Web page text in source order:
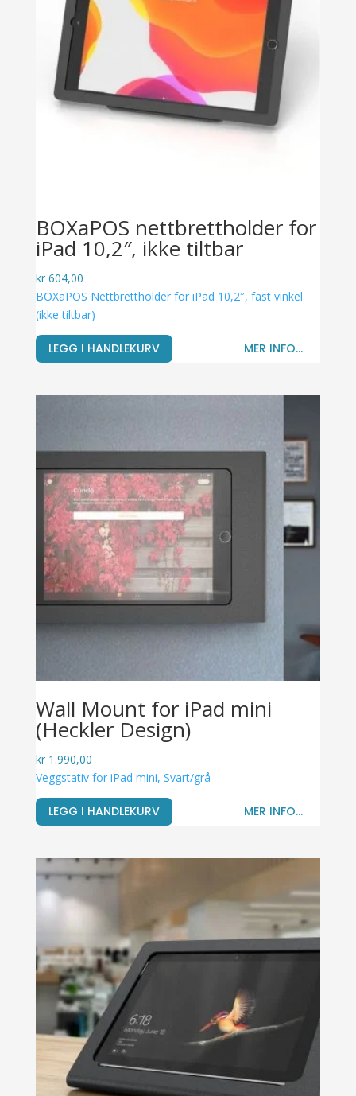
BOXaPOS nettbrettholder for
iPad 10,2″, ikke tiltbar
kr604,00
BOXaPOS Nettbrettholder for iPad 10,2″, fast vinkel
(ikke tiltbar)
LEGG I HANDLEKURV MER INFO...
Wall Mount for iPad mini
(Heckler Design)
kr1.990,00
Veggstativ for iPad mini, Svart/grå
LEGG I HANDLEKURV MER INFO...